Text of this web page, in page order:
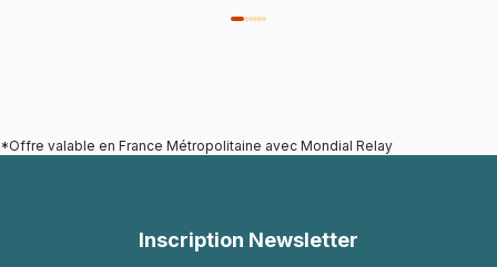
*Offre valable en France Métropolitaine avec Mondial Relay
Inscription Newsletter